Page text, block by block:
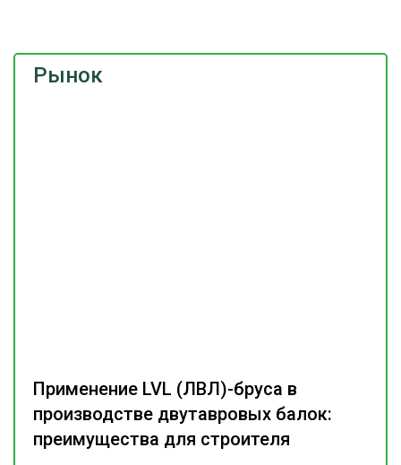
Рынок
Применение LVL (ЛВЛ)-бруса в
производстве двутавровых балок:
преимущества для строителя